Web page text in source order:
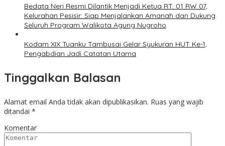
Bedata Neri Resmi Dilantik Menjadi Ketua RT. 01 RW 07,
Kelurahan Pesisir: Siap Menjalankan Amanah dan Dukung
Seluruh Program Walikota Agung Nugroho
Kodam XIX Tuanku Tambusai Gelar Syukuran HUT Ke-1,
Pengabdian Jadi Catatan Utama
Tinggalkan Balasan
Alamat email Anda tidak akan dipublikasikan. Ruas yang wajib
ditandai *
Komentar